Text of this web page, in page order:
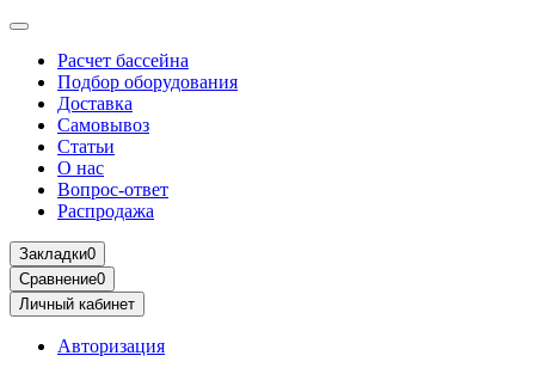
Расчет бассейна
Подбор оборудования
Доставка
Самовывоз
Статьи
О нас
Вопрос-ответ
Распродажа
Закладки0
Сравнение0
Личный кабинет
Авторизация